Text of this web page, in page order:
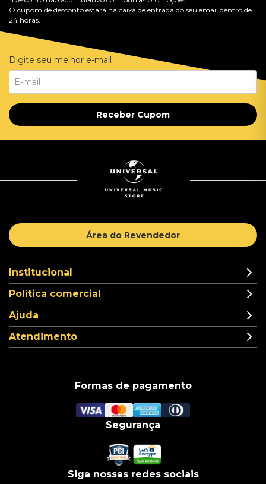
O cupom de desconto estará na caixa de entrada do seu email dentro de
24 horas.
Digite seu melhor e-mail
Receber Cupom
Área do Revendedor
Institucional
Política comercial
Ajuda
Atendimento
Formas de pagamento
Segurança
Siga nossas redes sociais